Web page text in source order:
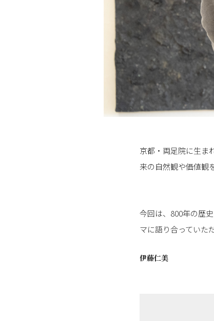
京都・両足院に生ま
来の自然観や価値観
今回は、800年の歴
マに語り合っていた
伊藤仁美